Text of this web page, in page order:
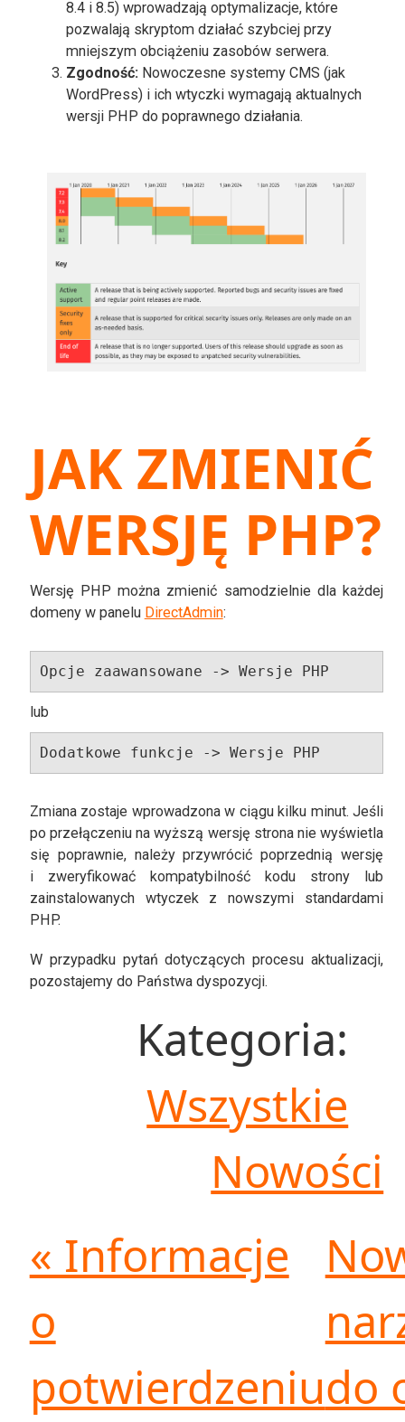
8.4 i 8.5) wprowadzają optymalizacje, które
pozwalają skryptom działać szybciej przy
mniejszym obciążeniu zasobów serwera.
Zgodność:Nowoczesne systemy CMS (jak
WordPress) i ich wtyczki wymagają aktualnych
wersji PHP do poprawnego działania.
JAK ZMIENIĆ
WERSJĘ PHP?
Wersję PHP można zmienić samodzielnie dla każdej
domeny w panelu DirectAdmin:
Opcje zaawansowane -> Wersje PHP
lub
Dodatkowe funkcje -> Wersje PHP
Zmiana zostaje wprowadzona w ciągu kilku minut. Jeśli
po przełączeniu na wyższą wersję strona nie wyświetla
się poprawnie, należy przywrócić poprzednią wersję
i zweryfikować kompatybilność kodu strony lub
zainstalowanych wtyczek z nowszymi standardami
PHP.
W przypadku pytań dotyczących procesu aktualizacji,
pozostajemy do Państwa dyspozycji.
Kategoria:
Wszystkie
Nowości
« Informacje
o
potwierdzeniudo